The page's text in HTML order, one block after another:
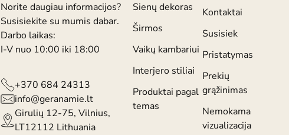
Norite daugiau informacijos?
Susisiekite su mumis dabar.
Darbo laikas:
I-V nuo 10:00 iki 18:00
+370 684 24313
info@geranamie.lt
Girulių 12-75, Vilnius,
LT12112 Lithuania
Sienų dekoras
Širmos
Vaikų kambariui
Interjero stiliai
Produktai pagal
temas
Kontaktai
Susisiek
Pristatymas
Prekių
grąžinimas
Nemokama
vizualizacija